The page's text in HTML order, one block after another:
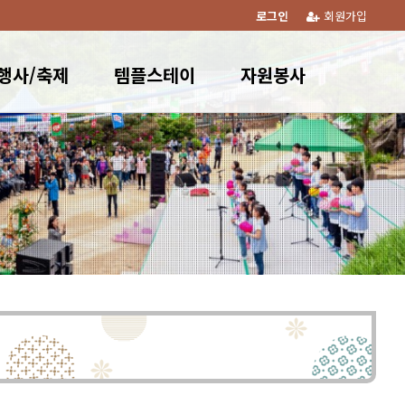
회원가입
로그인
사/축제 템플스테이 자원봉사